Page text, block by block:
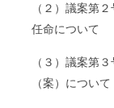
（２）議案第
任命について
（３）議案第
（案）について